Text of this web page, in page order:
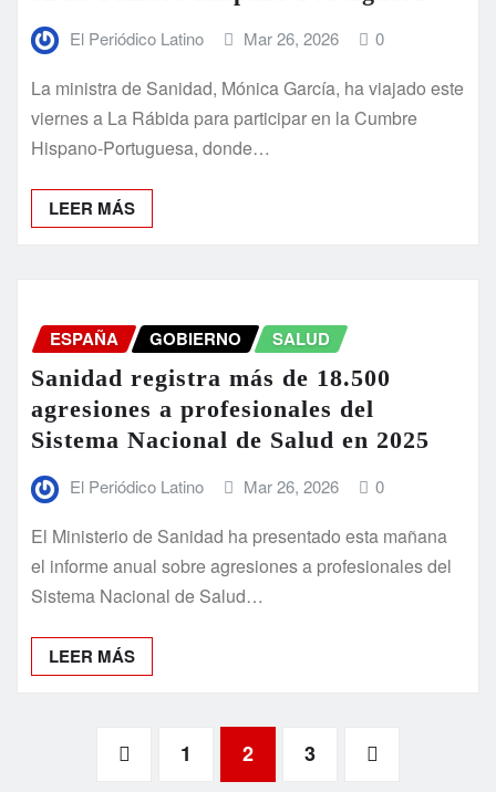
El Periódico Latino Mar 26, 2026 0
La ministra de Sanidad, Mónica García, ha viajado este
viernes a La Rábida para participar en la Cumbre
Hispano-Portuguesa, donde…
LEER MÁS
ESPAÑA GOBIERNO SALUD
Sanidad registra más de 18.500
agresiones a profesionales del
Sistema Nacional de Salud en 2025
El Periódico Latino Mar 26, 2026 0
El Ministerio de Sanidad ha presentado esta mañana
el informe anual sobre agresiones a profesionales del
Sistema Nacional de Salud…
LEER MÁS
Paginación
1 2 3